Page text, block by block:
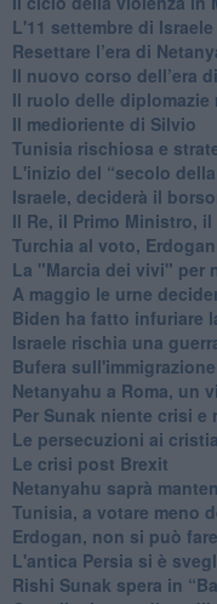
L'11 settembre di
Resettare l’era di
​Il nuovo corso dell’era
Il ruolo delle
Il medioriente di Silvio
Tunisia rischiosa e
L'inizio del “secolo
Israele, deciderà il
Il Re, il Primo Ministro,
Turchia al voto,
La "Marcia dei vivi" per
A maggio le urne
Biden ha fatto infuriare
Israele rischia una
Bufera sull'immigrazione
Netanyahu a Roma, un
Per Sunak niente crisi e
Le persecuzioni ai
Le crisi post Brexit
Netanyahu saprà
Tunisia, a votare meno
Erdogan, non si può
L'antica Persia si è
Rishi Sunak spera in